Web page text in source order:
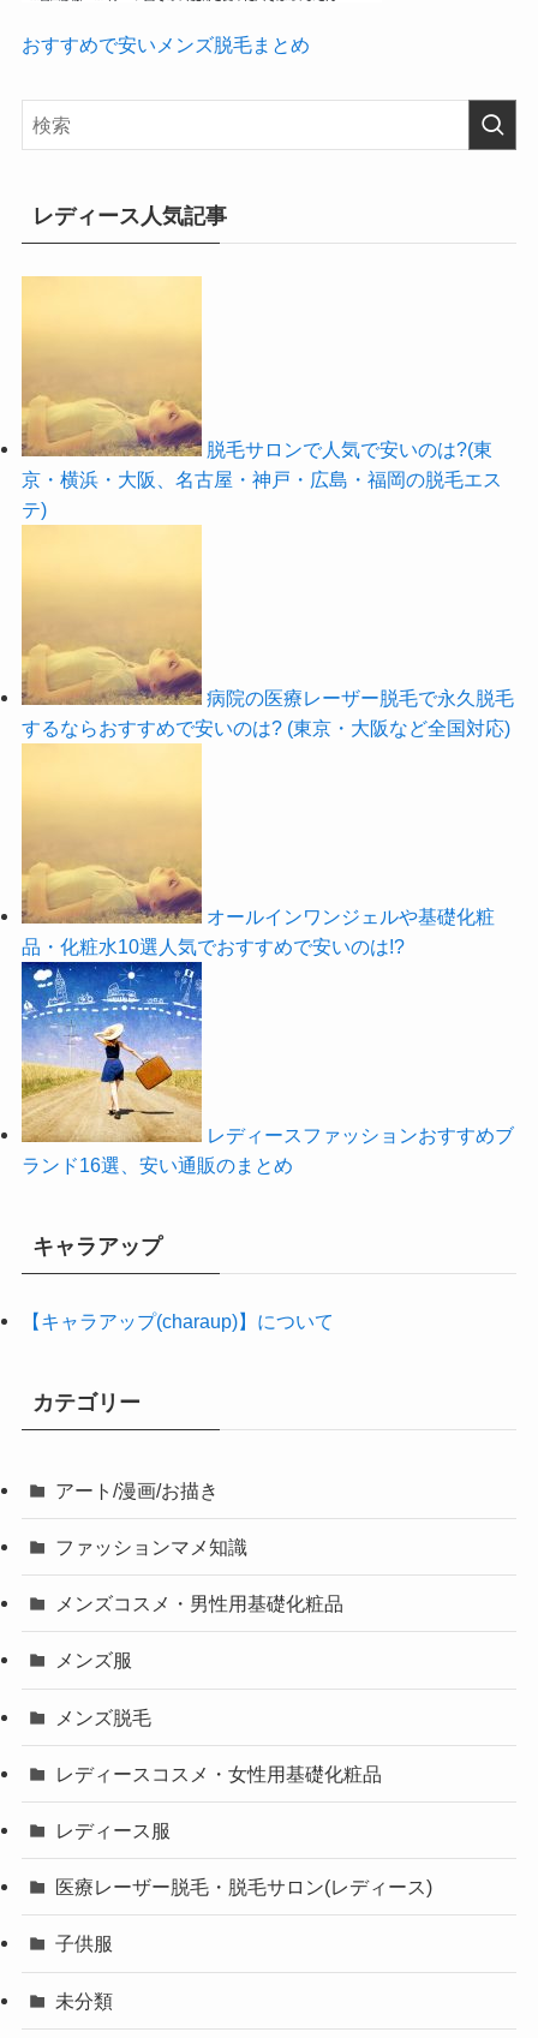
おすすめで安いメンズ脱毛まとめ
レディース人気記事
脱毛サロンで人気で安いのは?(東
京・横浜・大阪、名古屋・神戸・広島・福岡の脱毛エス
テ)
病院の医療レーザー脱毛で永久脱毛
するならおすすめで安いのは? (東京・大阪など全国対応)
オールインワンジェルや基礎化粧
品・化粧水10選人気でおすすめで安いのは!?
レディースファッションおすすめブ
ランド16選、安い通販のまとめ
キャラアップ
【キャラアップ(charaup)】について
カテゴリー
アート/漫画/お描き
ファッションマメ知識
メンズコスメ・男性用基礎化粧品
メンズ服
メンズ脱毛
レディースコスメ・女性用基礎化粧品
レディース服
医療レーザー脱毛・脱毛サロン(レディース)
子供服
未分類